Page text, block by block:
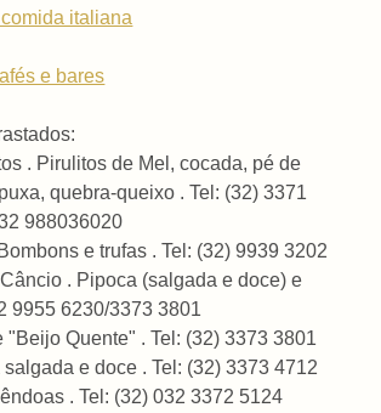
italiana
e bares
. Pirulitos de Mel, cocada, pé de
quebra-queixo . Tel: (32) 3371
988036020
e trufas . Tel: (32) 9939 3202
. Pipoca (salgada e doce) e
9955 6230/3373 3801
"Beijo Quente" . Tel: (32) 3373 3801
e doce . Tel: (32) 3373 4712
. Tel: (32) 032 3372 5124